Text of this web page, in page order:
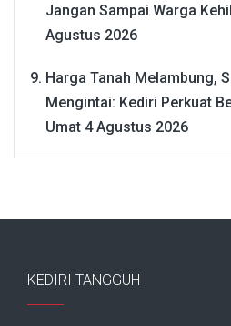
Jangan Sampai Warga
Agustus 2026
Harga Tanah Melambung,
Mengintai: Kediri Perkuat
Umat 4 Agustus 2026
KEDIRI TANGGUH